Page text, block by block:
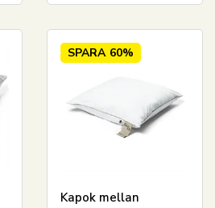
SPARA 60%
Kapok mellan